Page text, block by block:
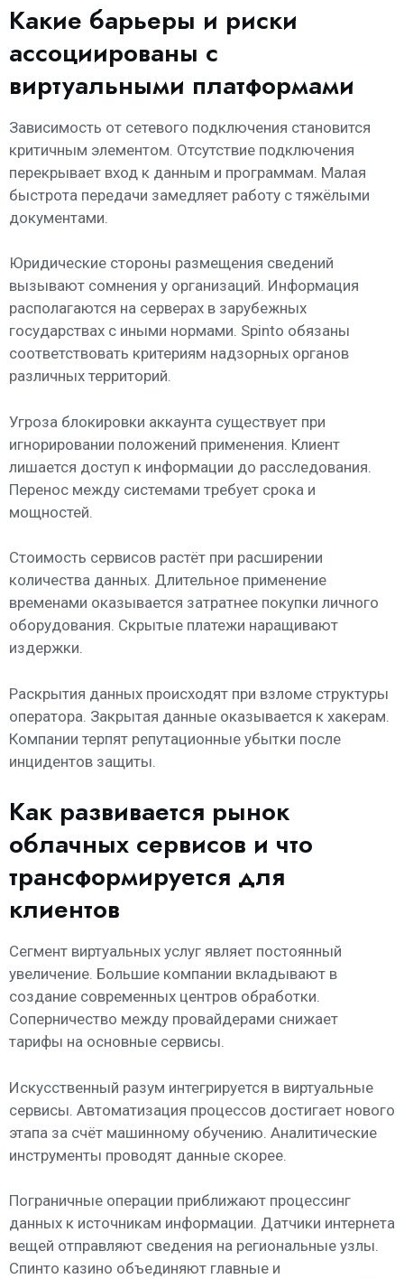
Какие барьеры и риски
ассоциированы с
виртуальными платформами
Зависимость от сетевого подключения становится
критичным элементом. Отсутствие подключения
перекрывает вход к данным и программам. Малая
быстрота передачи замедляет работу с тяжёлыми
документами.
Юридические стороны размещения сведений
вызывают сомнения у организаций. Информация
располагаются на серверах в зарубежных
государствах с иными нормами. Spinto обязаны
соответствовать критериям надзорных органов
различных территорий.
Угроза блокировки аккаунта существует при
игнорировании положений применения. Клиент
лишается доступ к информации до расследования.
Перенос между системами требует срока и
мощностей.
Стоимость сервисов растёт при расширении
количества данных. Длительное применение
временами оказывается затратнее покупки личного
оборудования. Скрытые платежи наращивают
издержки.
Раскрытия данных происходят при взломе структуры
оператора. Закрытая данные оказывается к хакерам.
Компании терпят репутационные убытки после
инцидентов защиты.
Как развивается рынок
облачных сервисов и что
трансформируется для
клиентов
Сегмент виртуальных услуг являет постоянный
увеличение. Большие компании вкладывают в
создание современных центров обработки.
Соперничество между провайдерами снижает
тарифы на основные сервисы.
Искусственный разум интегрируется в виртуальные
сервисы. Автоматизация процессов достигает нового
этапа за счёт машинному обучению. Аналитические
инструменты проводят данные скорее.
Пограничные операции приближают процессинг
данных к источникам информации. Датчики интернета
вещей отправляют сведения на региональные узлы.
Спинто казино объединяют главные и